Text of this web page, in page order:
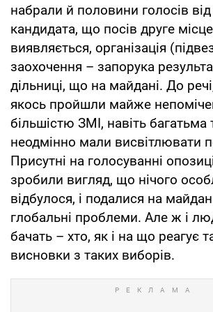
набрали й половини голосів від
кандидата, що посів друге
виявляється, організація
заохочення – запорука
дільниці, що на майдані. До
якось пройшли майже
більшістю ЗМІ, навіть багатьма
неодмінно мали висвітлювати
Присутні на голосуванні
зробили вигляд, що нічого
відбулося, і подалися на
глобальні проблеми. Але ж і
бачать – хто, як і на що реагує
висновки з таких виборів.